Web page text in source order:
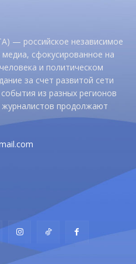
— российское независимое
сфокусированное на
и политическом
за счет развитой сети
из разных регионов
продолжают